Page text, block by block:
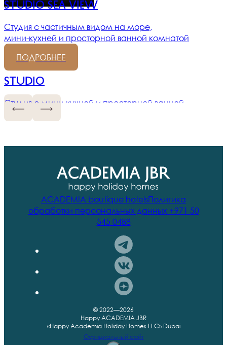
Studio sea view
Студия с частичным видом на море,
мини-кухней и просторной ванной комнатой
ПОДРОБНЕЕ
Studio
Студия с мини-кухней и просторной ванной
комнатой
Апартаменты с видом на море,
изолированной спальней и кухней-гостиной
ПОДРОБНЕЕ
Джуниор сьют с изолированной спальней, кухней-
гостиной и ванной комнатой
Suite Marina View
Видовые апартаменты с 2 спальнями, вид на Дубай
ACADEMIA boutique hotelsПолитика
обработки персональных данных +971 50
545 0488
© 2022—2026
Happy ACADEMIA JBR
«Happy Academia Holiday Homes LLC» Dubai
Официальный сайт